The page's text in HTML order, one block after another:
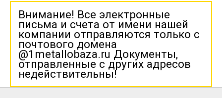
Внимание! Все электронные
письма и счета от имени нашей
компании отправляются только с
почтового домена
@1metallobaza.ru Документы,
отправленные с других адресов
недействительны!